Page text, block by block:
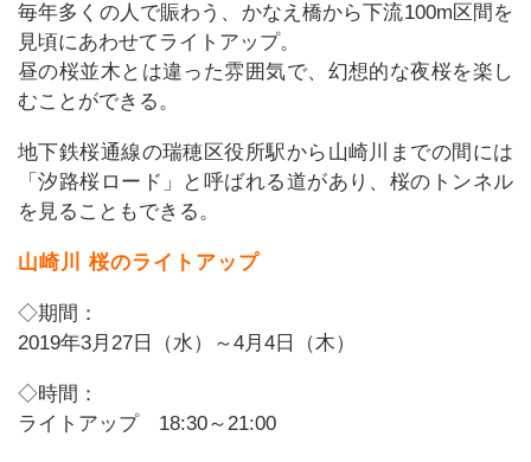
毎年多くの人で賑わう、かなえ橋から下流100m区間を
見頃にあわせてライトアップ。
昼の桜並木とは違った雰囲気で、幻想的な夜桜を楽し
むことができる。
地下鉄桜通線の瑞穂区役所駅から山崎川までの間には
「汐路桜ロード」と呼ばれる道があり、桜のトンネル
を見ることもできる。
山崎川 桜のライトアップ
◇期間：
2019年3月27日（水）～4月4日（木）
◇時間：
ライトアップ 18:30～21:00